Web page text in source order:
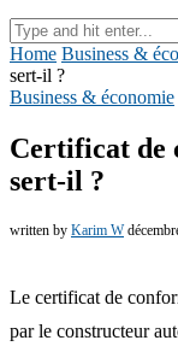
Home Business &
sert-il ?
Business & économie
Certificat de
sert-il ?
written by Karim W
Le certificat de
par le constructeur